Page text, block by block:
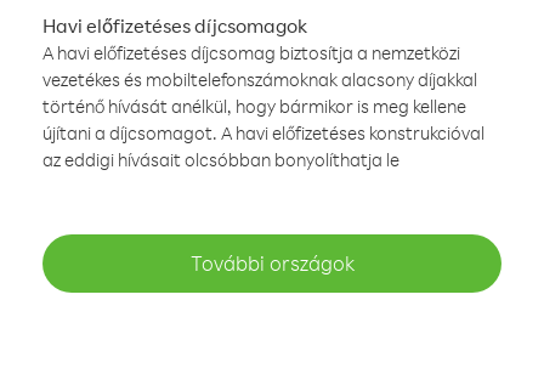
Havi előfizetéses díjcsomagok
A havi előfizetéses díjcsomag biztosítja a nemzetközi
vezetékes és mobiltelefonszámoknak alacsony díjakkal
történő hívását anélkül, hogy bármikor is meg kellene
újítani a díjcsomagot. A havi előfizetéses konstrukcióval
az eddigi hívásait olcsóbban bonyolíthatja le
További országok